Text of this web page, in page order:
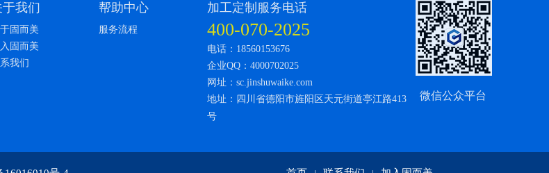
于我们
固而美
固而美
我们
帮助中心
服务流程
加工定制服务电话
400-070-2025
电话：18560153676
企业QQ：4000702025
网址：sc.jinshuwaike.com
地址：四川省德阳市旌阳区天元街道亭江路413
号
微信公众平台